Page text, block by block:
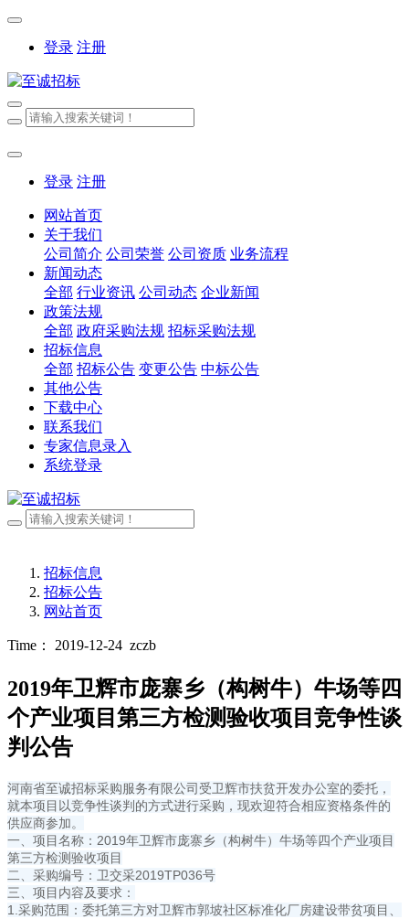
登录 注册
登录 注册
网站首页
关于我们
公司简介 公司荣誉 公司资质 业务流程
新闻动态
全部 行业资讯 公司动态 企业新闻
政策法规
全部 政府采购法规 招标采购法规
招标信息
全部 招标公告 变更公告 中标公告
其他公告
下载中心
联系我们
专家信息录入
系统登录
招标信息
招标公告
网站首页
Time： 2019-12-24 zczb
2019年卫辉市庞寨乡（构树牛）牛场等四
个产业项目第三方检测验收项目竞争性谈
判公告
河南省至诚招标采购服务有限公司受卫辉市扶贫开发办公室的委托，
就本项目以竞争性谈判的方式进行采购，现欢迎符合相应资格条件的
供应商参加。
一、项目名称：2019年卫辉市庞寨乡（构树牛）牛场等四个产业项目
第三方检测验收项目
二、采购编号：卫交采2019TP036号
三、项目内容及要求：
1.采购范围：委托第三方对卫辉市郭坡社区标准化厂房建设带贫项目、